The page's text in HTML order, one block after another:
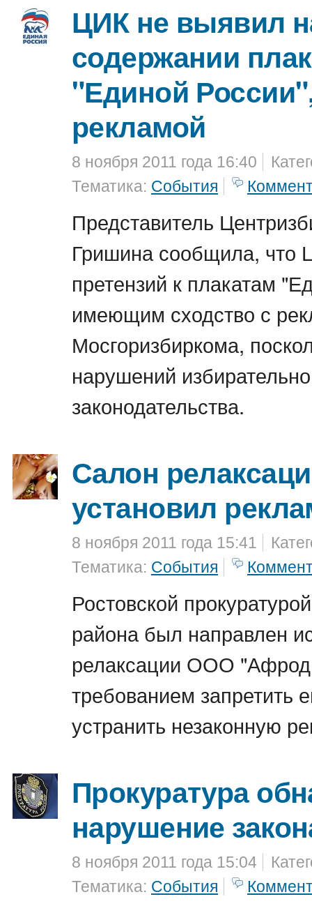
ЦИК не выявил
содержании
"Единой
рекламой
8 ноября 2011 года 16:40
Тематика: События
Представитель
Гришина сообщила, что
претензий к плакатам
имеющим сходство с
Мосгоризбиркома,
нарушений
законодательства.
Салон
установил
8 ноября 2011 года 15:41
Тематика: События
Ростовской
района был направлен
релаксации ООО
требованием запретить
устранить незаконную
Прокуратура
нарушение
8 ноября 2011 года 15:04
Тематика: События